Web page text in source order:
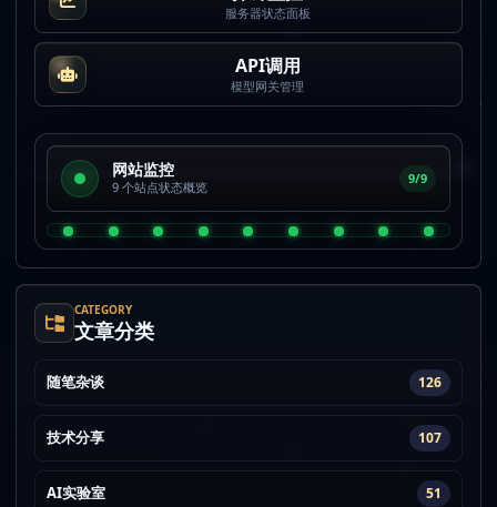
服务器状态面板
API调用
模型网关管理
网站监控
9 个站点状态概览
9/9
CATEGORY
文章分类
随笔杂谈 126
技术分享 107
AI实验室 51